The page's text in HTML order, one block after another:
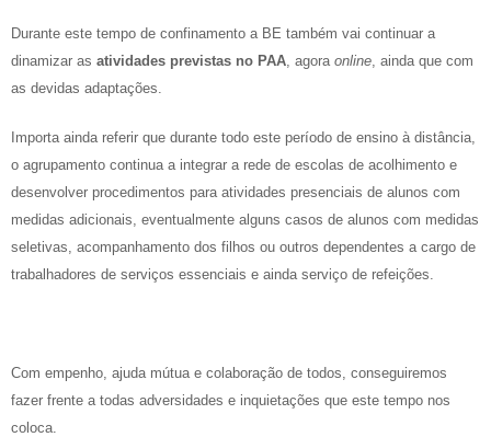
Durante este tempo de confinamento a BE também vai continuar a
dinamizar as atividades previstas no PAA, agora online, ainda que com
as devidas adaptações.
Importa ainda referir que durante todo este período de ensino à distância,
o agrupamento continua a integrar a rede de escolas de acolhimento e
desenvolver procedimentos para atividades presenciais de alunos com
medidas adicionais, eventualmente alguns casos de alunos com medidas
seletivas, acompanhamento dos filhos ou outros dependentes a cargo de
trabalhadores de serviços essenciais e ainda serviço de refeições.
Com empenho, ajuda mútua e colaboração de todos, conseguiremos
fazer frente a todas adversidades e inquietações que este tempo nos
coloca.